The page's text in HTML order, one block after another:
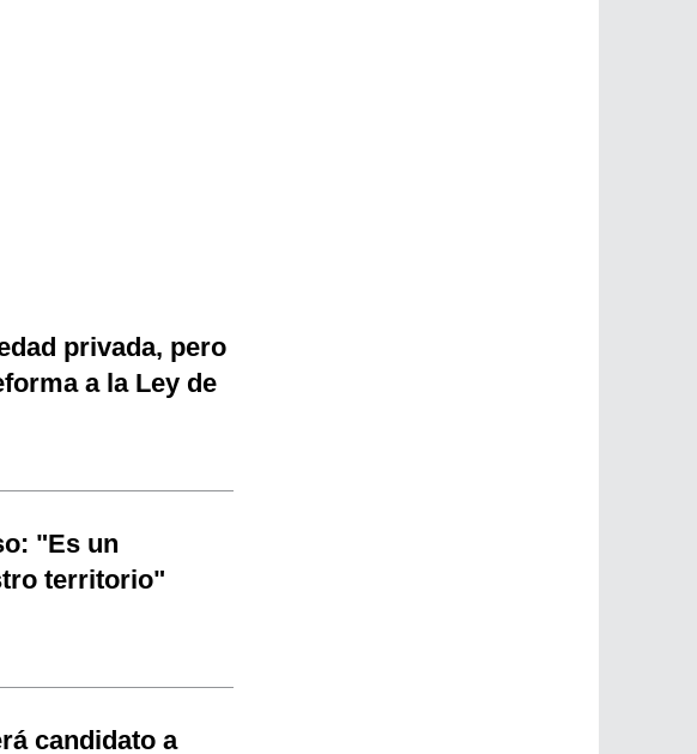
privada, pero
a la Ley de
"Es un
territorio"
candidato a